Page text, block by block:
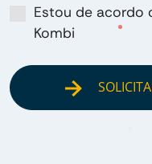
Estou de acordo
Kombi